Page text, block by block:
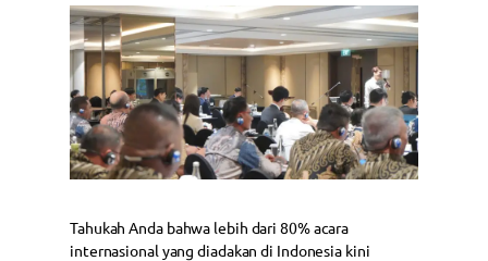
Tahukah Anda bahwa lebih dari 80% acara
internasional yang diadakan di Indonesia kini